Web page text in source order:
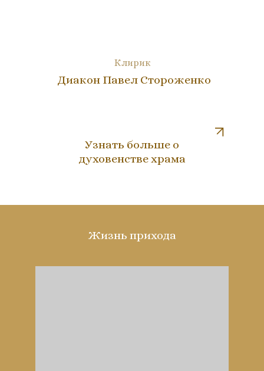
Клирик
Диакон Павел Стороженко
Узнать больше о
духовенстве храма
Жизнь прихода